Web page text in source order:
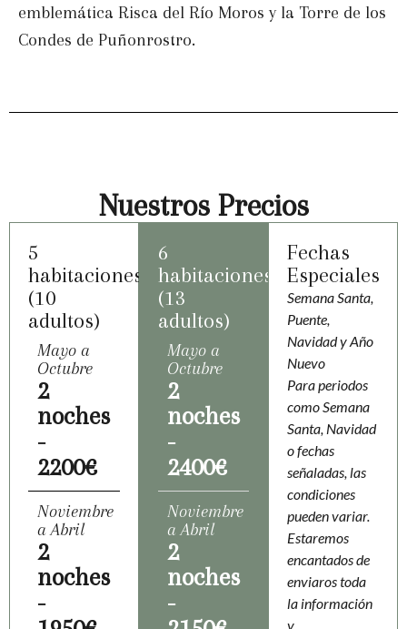
emblemática Risca del Río Moros y la Torre de los
Condes de Puñonrostro.
Nuestros Precios
5
habitaciones
(10
adultos)
Mayo a
Octubre
2
noches
-
2200€
Noviembre
a Abril
2
noches
-
6
habitaciones
(13
adultos)
Mayo a
Octubre
2
noches
-
2400€
Noviembre
a Abril
2
noches
-
Fechas
Especiales
Semana Santa,
Puente,
Navidad y Año
Nuevo
Para periodos
como Semana
Santa, Navidad
o fechas
señaladas, las
condiciones
pueden variar.
Estaremos
encantados de
enviaros toda
la información
y